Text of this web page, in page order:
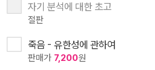
자기 분석에 대한 초고
절판
죽음 - 유한성에 관하여
판매가 7,200원